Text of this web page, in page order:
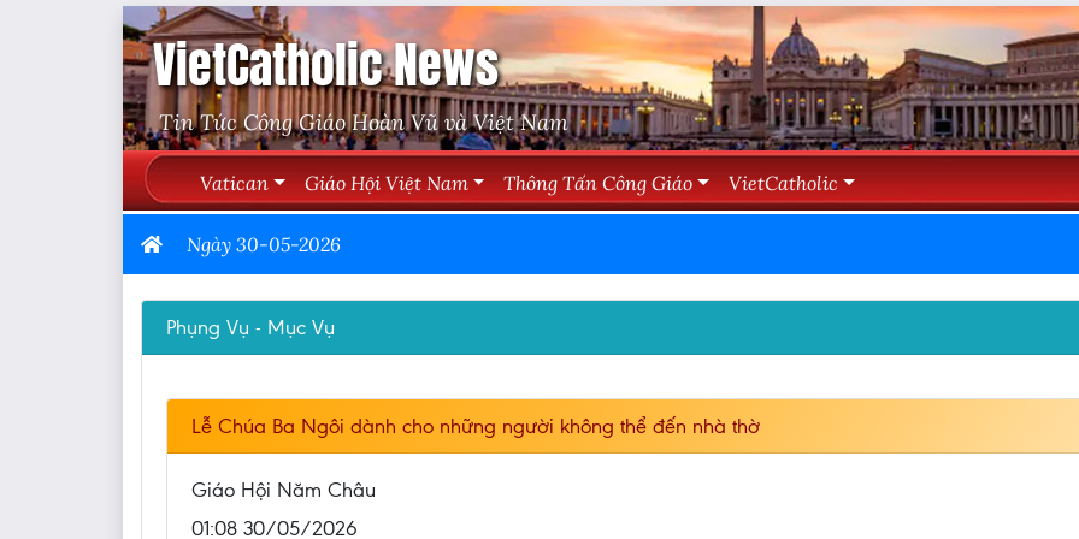
VietCatholic News
Tin Tức Công Giáo Hoàn Vũ và Việt Nam
Vatican Giáo Hội Việt Nam Thông Tấn Công Giáo VietCatholic
Ngày 30-05-2026
Phụng Vụ - Mục Vụ
Lễ Chúa Ba Ngôi dành cho những người không thể đến nhà thờ
Giáo Hội Năm Châu
01:08 30/05/2026